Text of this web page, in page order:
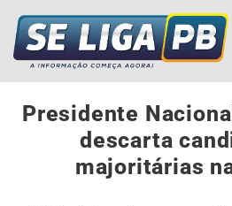
Presidente
descarta
majoritárias